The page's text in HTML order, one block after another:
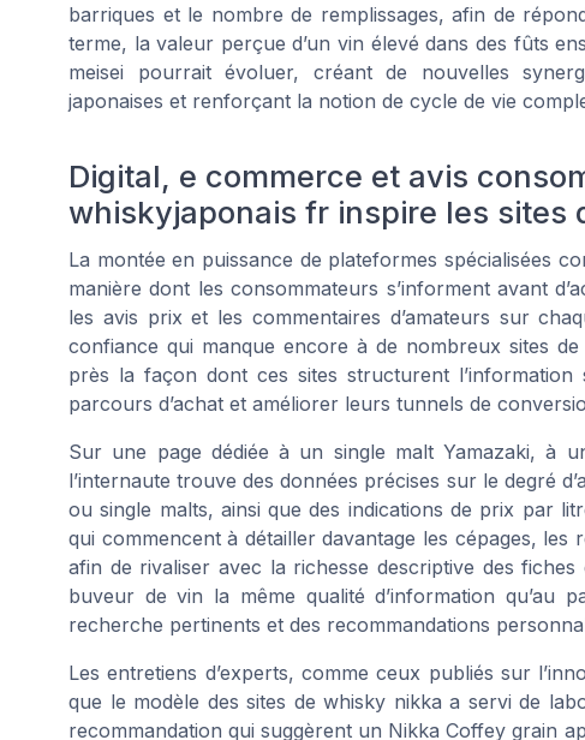
barriques et le nombre de remplissages, afin de
terme, la valeur perçue d’un vin élevé dans des fûts
meisei pourrait évoluer, créant de nouvelles
japonaises et renforçant la notion de cycle de vie
Digital, e commerce et avis
whiskyjaponais fr inspire les sites
La montée en puissance de plateformes spécialisées
manière dont les consommateurs s’informent avant
les avis prix et les commentaires d’amateurs sur
confiance qui manque encore à de nombreux sites
près la façon dont ces sites structurent
parcours d’achat et améliorer leurs tunnels de
Sur une page dédiée à un single malt Yamazaki, à
l’internaute trouve des données précises sur le degré
ou single malts, ainsi que des indications de prix par
qui commencent à détailler davantage les cépages, les
afin de rivaliser avec la richesse descriptive des
buveur de vin la même qualité d’information qu’au
recherche pertinents et des recommandations
Les entretiens d’experts, comme ceux publiés sur
que le modèle des sites de whisky nikka a servi de
recommandation qui suggèrent un Nikka Coffey grain